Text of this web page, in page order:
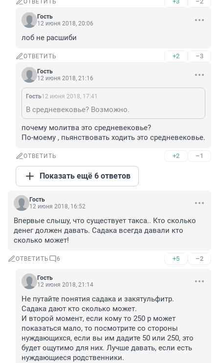
ОТВЕТИТЬ
Гость
12 июня 2018, 20:06
лоб не расшиби
ОТВЕТИТЬ +2 –3
Гость
12 июня 2018, 21:16
Гость12 июня 2018, 17:41
В средневековье? Возможно.
почему молитва это средневековье?
По-моему , пьянствовать ходить это средневековье.
ОТВЕТИТЬ +2 –1
Показать ещё 6 ответов
Гость
12 июня 2018, 16:52
Впервые слышу, что существует такса.. Кто сколько
денег должен давать. Садака всегда давали кто
сколько может!
ОТВЕТИТЬ 6 +5 –2
Гость
12 июня 2018, 21:14
Не путайте понятия садака и закятульфитр.
Садака дают кто сколько может.
И второй момент, если кому то 250 р может
показаться мало, то посмотрите со стороны
нуждающихся, если вы им дадите 50 или 250, это
будет ощутимо для них. Лучше давать, если есть
нуждающиеся родственники.